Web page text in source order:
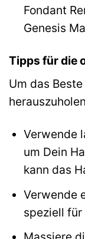
Fondant
Genesis
Tipps für die
Um das
Verwende
um Dein
kann das
Verwende
speziell